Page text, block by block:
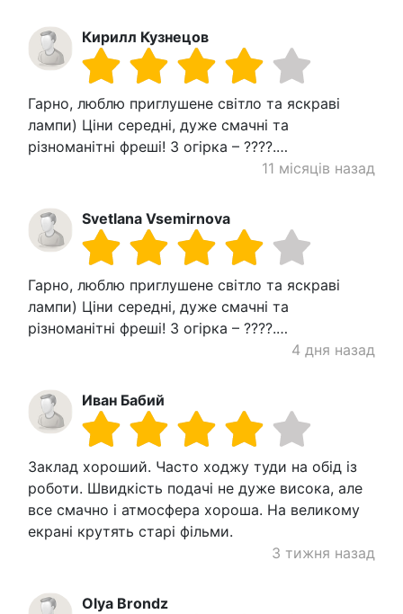
Кирилл Кузнецов
Гарно, люблю приглушене світло та яскраві
лампи) Ціни середні, дуже смачні та
різноманітні фреші! З огірка – ????.…
11 місяців назад
Svetlana Vsemirnova
Гарно, люблю приглушене світло та яскраві
лампи) Ціни середні, дуже смачні та
різноманітні фреші! З огірка – ????.…
4 дня назад
Иван Бабий
Заклад хороший. Часто ходжу туди на обід із
роботи. Швидкість подачі не дуже висока, але
все смачно і атмосфера хороша. На великому
екрані крутять старі фільми.
3 тижня назад
Olya Brondz